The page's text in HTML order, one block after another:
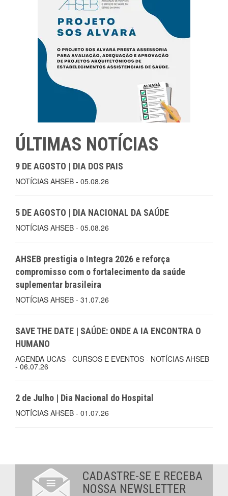
ÚLTIMAS NOTÍCIAS
9 DE AGOSTO | DIA DOS PAIS
NOTÍCIAS AHSEB - 05.08.26
5 DE AGOSTO | DIA NACIONAL DA SAÚDE
NOTÍCIAS AHSEB - 05.08.26
AHSEB prestigia o Integra 2026 e reforça
compromisso com o fortalecimento da saúde
suplementar brasileira
NOTÍCIAS AHSEB - 31.07.26
SAVE THE DATE | SAÚDE: ONDE A IA ENCONTRA O
HUMANO
AGENDA UCAS - CURSOS E EVENTOS - NOTÍCIAS AHSEB
- 06.07.26
2 de Julho | Dia Nacional do Hospital
NOTÍCIAS AHSEB - 01.07.26
CADASTRE-SE E RECEBA
NOSSA NEWSLETTER